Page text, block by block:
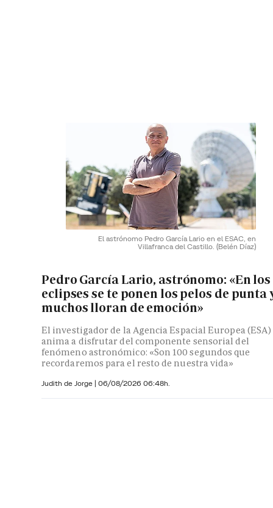
El astrónomo Pedro García Lario en el ESAC, en
Villafranca del Castillo. (Belén Díaz)
Pedro García Lario, astrónomo: «En los
eclipses se te ponen los pelos de punta
muchos lloran de emoción»
El investigador de la Agencia Espacial Europea (ESA)
anima a disfrutar del componente sensorial del
fenómeno astronómico: «Son 100 segundos que
recordaremos para el resto de nuestra vida»
Judith de Jorge | 06/08/2026 06:48h.